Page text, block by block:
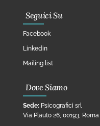
Seguici Su
Facebook
Linkedin
Mailing list
Dove Siamo
Sede: Psicografici srl
Via Plauto 26, 00193, Roma